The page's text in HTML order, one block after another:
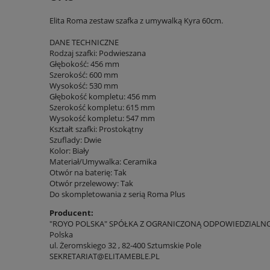
Elita Roma zestaw szafka z umywalką Kyra 60cm.
DANE TECHNICZNE
Rodzaj szafki: Podwieszana
Głębokość: 456 mm
Szerokość: 600 mm
Wysokość: 530 mm
Głębokość kompletu: 456 mm
Szerokość kompletu: 615 mm
Wysokość kompletu: 547 mm
Kształt szafki: Prostokątny
Szuflady: Dwie
Kolor: Biały
Materiał/Umywalka: Ceramika
Otwór na baterię: Tak
Otwór przelewowy: Tak
Do skompletowania z serią Roma Plus
Producent:
"ROYO POLSKA" SPÓŁKA Z OGRANICZONĄ
Polska
ul. Żeromskiego 32 , 82-400 Sztumskie Pole
SEKRETARIAT@ELITAMEBLE.PL